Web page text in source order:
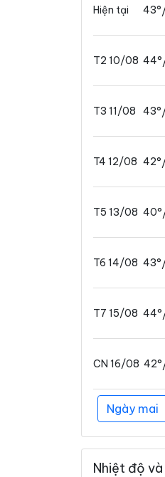
Hiện tại 43°
T2 10/08 44°
T3 11/08 43°
T4 12/08 42°
T5 13/08 40°
T6 14/08 43°
T7 15/08 44°
CN 16/08 42°
Ngày mai
Nhiệt độ